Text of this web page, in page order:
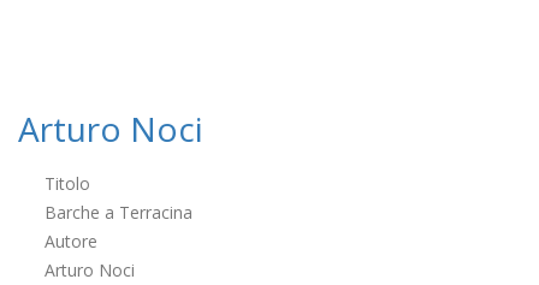
Arturo Noci
Titolo
Barche a Terracina
Autore
Arturo Noci